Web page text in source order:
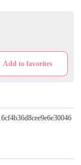
Add to favorites